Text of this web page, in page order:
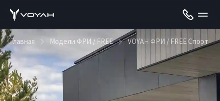
Главная Модели ФРИ / FREE VOYAH ФРИ / FREE Спорт